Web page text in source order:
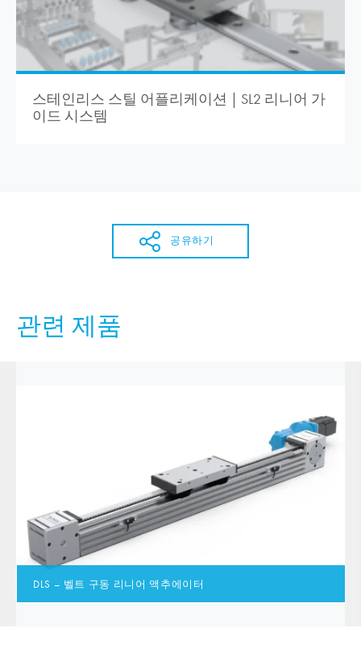
스테인리스 스틸 어플리케이션 | SL2 리니어 가
이드 시스템
공유하기
관련 제품
DLS – 벨트 구동 리니어 액추에이터